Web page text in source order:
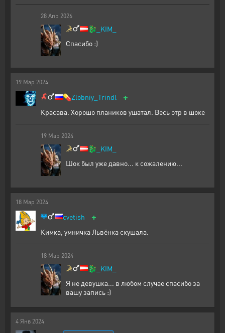
28 Апр 2026
🐉 _KIM_
Спасибо :)
19 Мар 2024
💊Zlobniy_Trindl +
Красава. Хорошо плаников ушатал. Весь отр в шоке
19 Мар 2024
🐉 _KIM_
Шок был уже давно... к сожалению...
18 Мар 2024
cvetish +
Кимка, умничка Львёнка скушала.
18 Мар 2024
🐉 _KIM_
Я не девушка... в любом случае спасибо за
вашу запись :)
4 Янв 2024